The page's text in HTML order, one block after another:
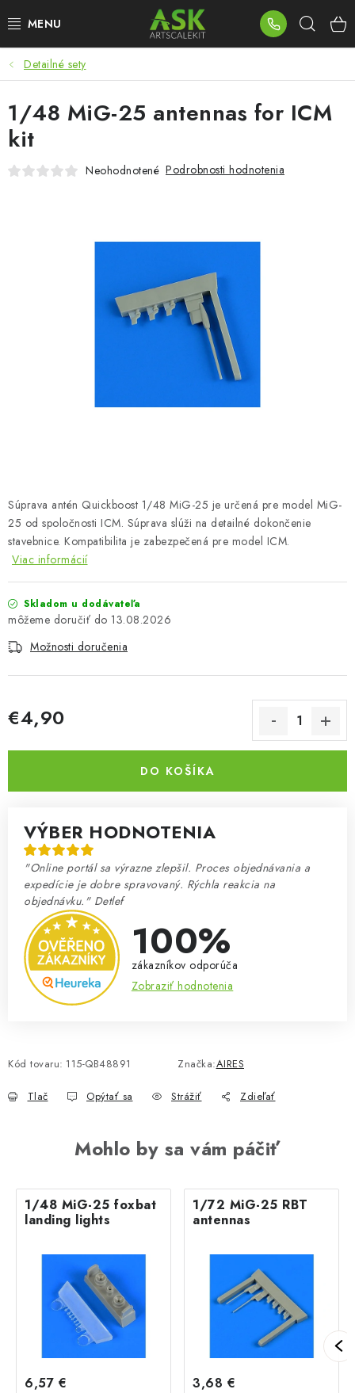
na
BLOG
SUMMER DAYS
WARHAMMER
PREDÁVANÉ ZNAČKY
O Nás Moja objednávka
Postup pri podávaní sťažností
Prevodník modelárskych farieb
Detailné sety
Súprava antén Quickboost 1/48 MiG-25 je určená pre model MiG-
25 od spoločnosti ICM. Súprava slúži na detailné dokončenie
stavebnice. Kompatibilita je zabezpečená pre model ICM.
Viac informácií
Skladom u dodávateľa
13.08.2026
Možnosti doručenia
€4,90
DO KOŠÍKA
VÝBER HODNOTENIA
"Online portál sa výrazne zlepšil. Proces objednávania a
expedície je dobre spravovaný. Rýchla reakcia na
objednávku." Detlef
100%
zákazníkov odporúča
Zobraziť hodnotenia
Kód tovaru: 115-QB48891 Značka:AIRES
Tlač Opýtať sa Strážiť Zdieľať
1/48 MiG-25 antennas for ICM
kit
Neohodnotené Podrobnosti hodnotenia
Mohlo by sa vám páčiť
1/48 MiG-25 foxbat
landing lights
6,57 €
1/72 MiG-25 RBT
antennas
3,68 €